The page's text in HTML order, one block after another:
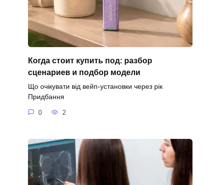
Когда стоит купить под: разбор
сценариев и подбор модели
Що очікувати від вейп-установки через рік
Придбання
0 2